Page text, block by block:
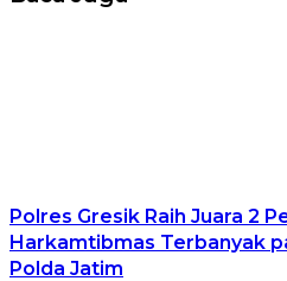
Polres Gresik Raih Juara 2
Harkamtibmas Terbanyak
Polda Jatim